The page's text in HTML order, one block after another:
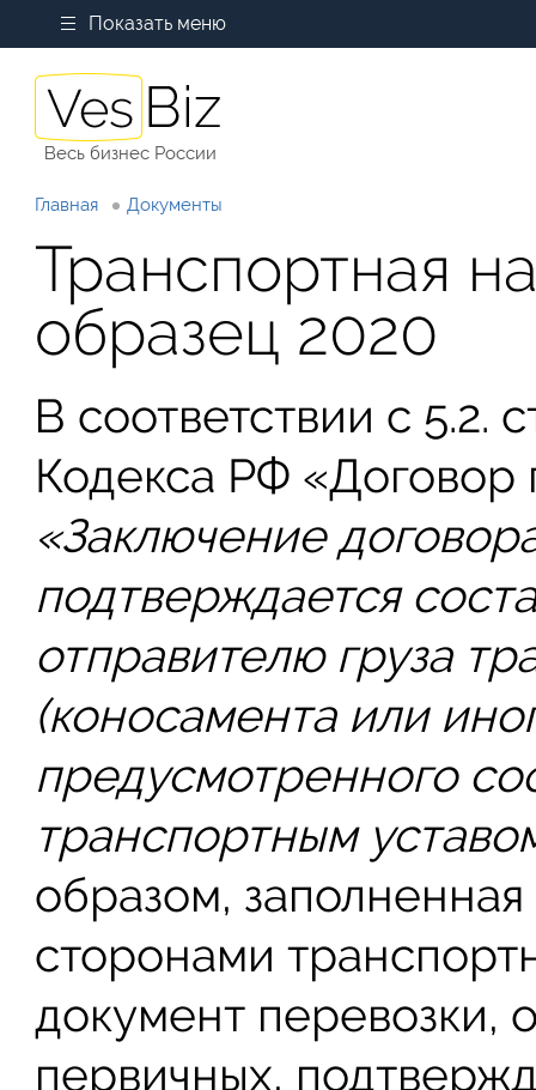
Показать меню
Весь бизнес России
Главная Документы
Транспортная
образец 2020
В соответствии с 5.2.
Кодекса РФ «Договор
«Заключение
подтверждается
отправителю груза
(коносамента или
предусмотренного
транспортным
образом,
сторонами
документ перевозки,
первичных,